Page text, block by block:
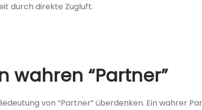
durch direkte Zugluft.
wahren “Partner”
von “Partner” überdenken. Ein wahrer